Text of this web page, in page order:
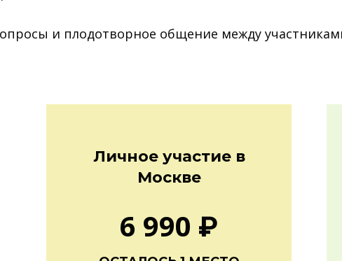
и плодотворное общение между
Личное участие в
Москве
6 990 ₽